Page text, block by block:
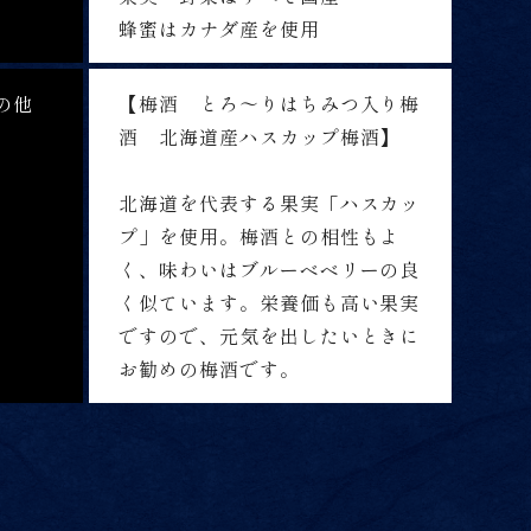
蜂蜜はカナダ産を使用
他
【梅酒 とろ～りはちみつ入り梅
酒 北海道産ハスカップ梅酒】
北海道を代表する果実「ハスカッ
プ」を使用。梅酒との相性もよ
く、味わいはブルーベベリーの良
く似ています。栄養価も高い果実
ですので、元気を出したいときに
お勧めの梅酒です。